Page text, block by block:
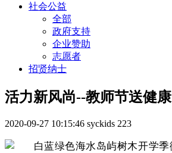
社会公益
全部
政府支持
企业赞助
志愿者
招贤纳士
活力新风尚--教师节送健康
2020-09-27 10:15:46 syckids 223